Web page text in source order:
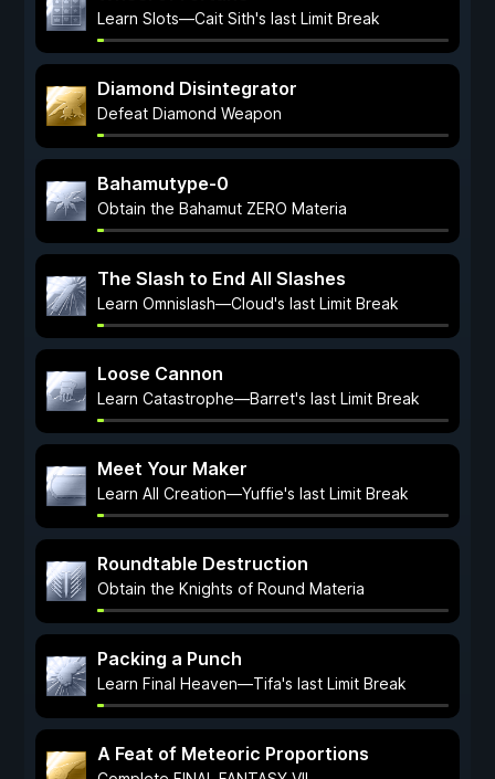
Learn Slots—Cait Sith's last Limit Break
Diamond Disintegrator
Defeat Diamond Weapon
Bahamutype-0
Obtain the Bahamut ZERO Materia
The Slash to End All Slashes
Learn Omnislash—Cloud's last Limit Break
Loose Cannon
Learn Catastrophe—Barret's last Limit Break
Meet Your Maker
Learn All Creation—Yuffie's last Limit Break
Roundtable Destruction
Obtain the Knights of Round Materia
Packing a Punch
Learn Final Heaven—Tifa's last Limit Break
A Feat of Meteoric Proportions